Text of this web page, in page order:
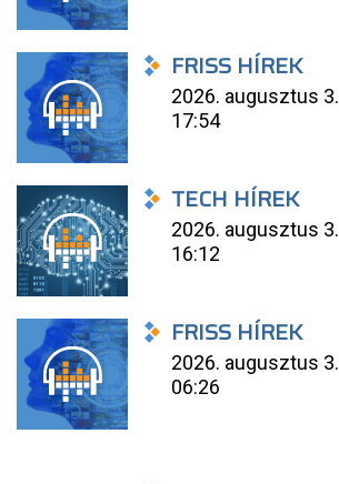
FRISS HÍREK
2026. augusztus 3.
17:54
TECH HÍREK
2026. augusztus 3.
16:12
FRISS HÍREK
2026. augusztus 3.
06:26